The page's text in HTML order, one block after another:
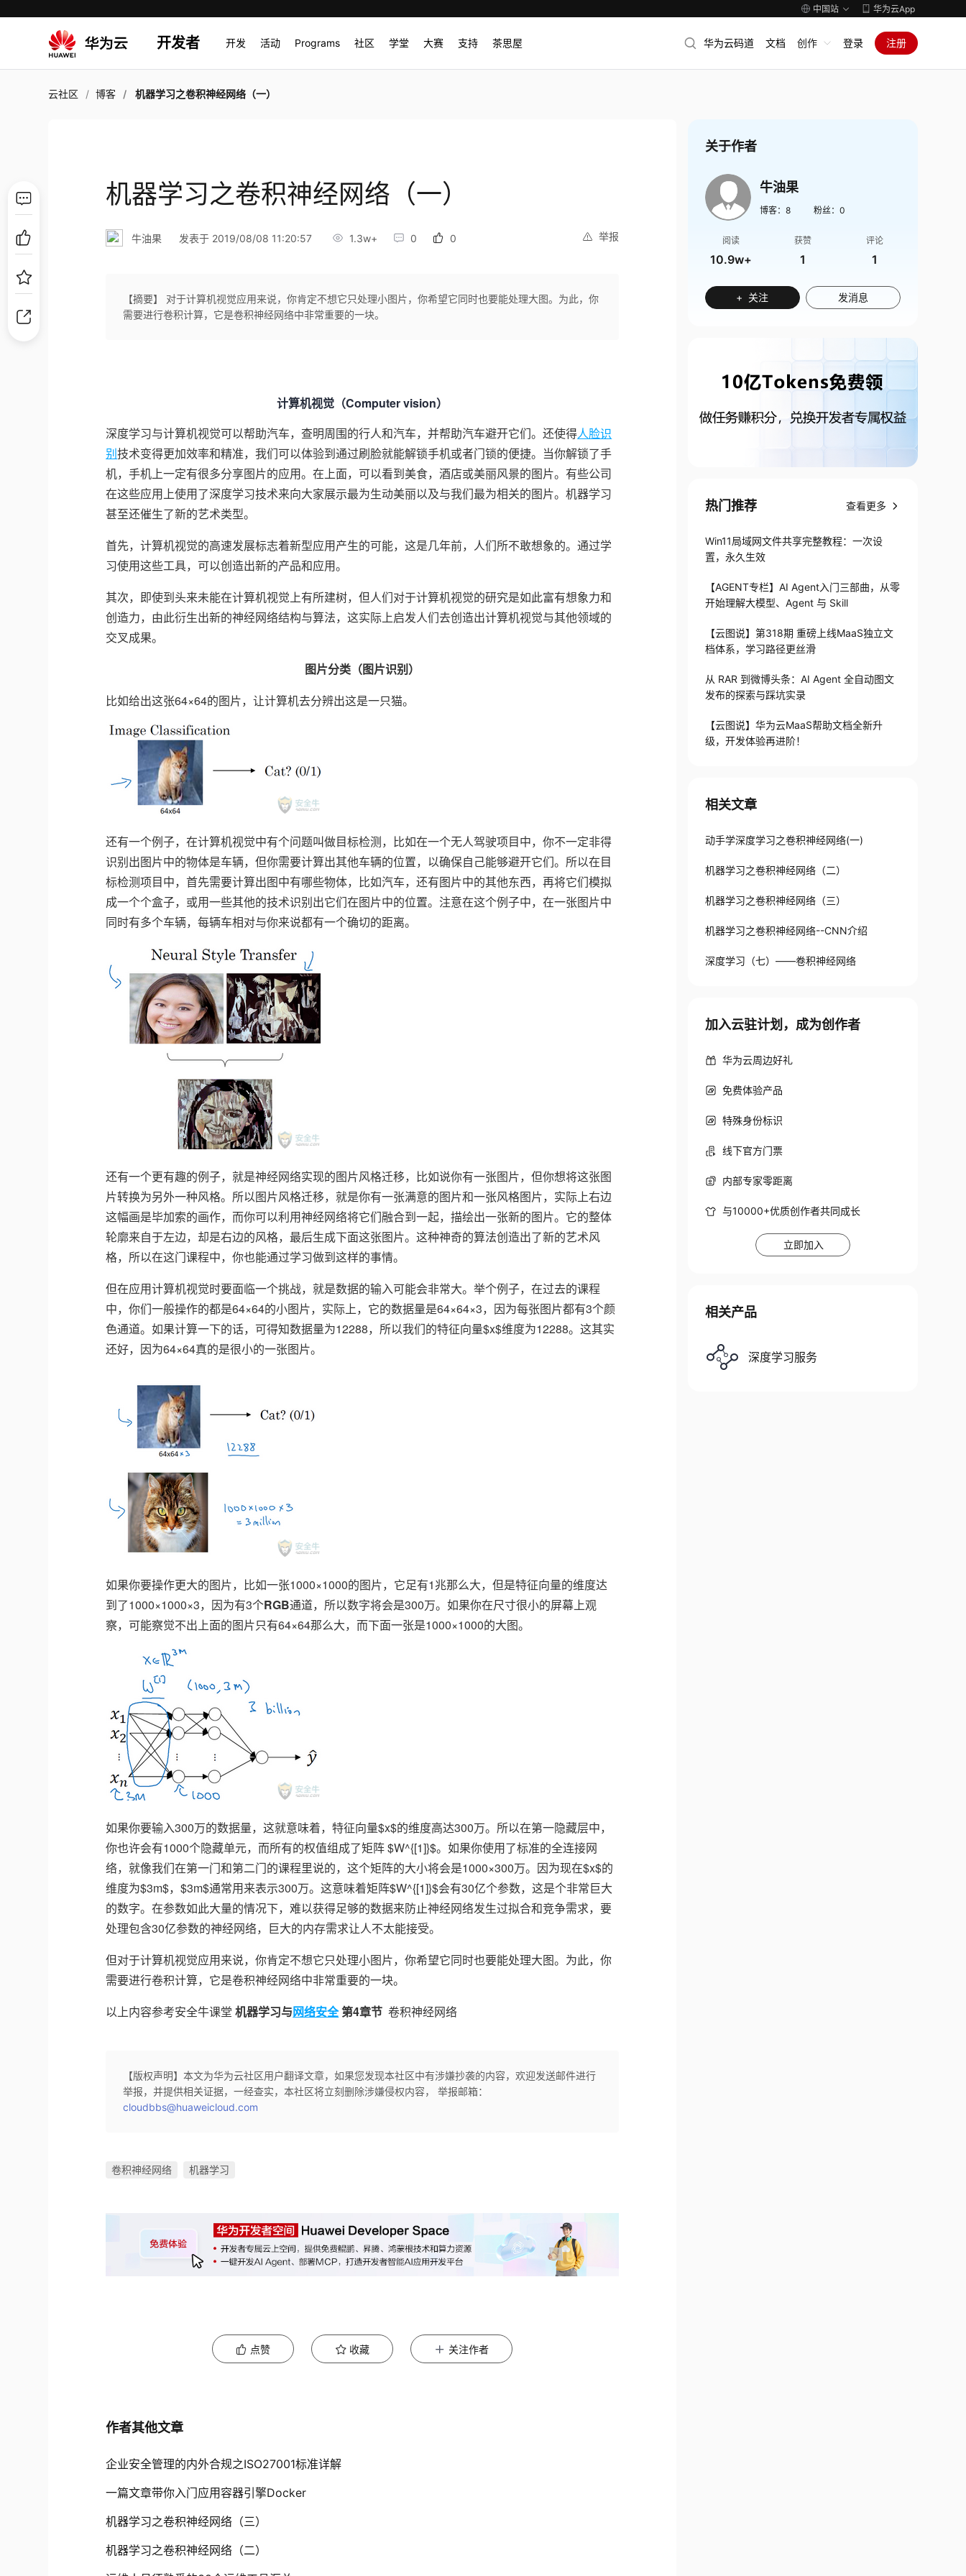
中国站 华为云App
开发者 开发 活动 Programs 社区 学堂 大赛 支持 茶思屋 华为云码道 文档 创作 登录 注册
云社区 博客 机器学习之卷积神经网络（一）
机器学习之卷积神经网络（一）
举报
牛油果 发表于 2019/08/08 11:20:57 1.3w+ 0 0
【摘要】 对于计算机视觉应用来说，你肯定不想它只处理小图片，你希望它同时也要能处理大图。为此，你
需要进行卷积计算，它是卷积神经网络中非常重要的一块。
计算机视觉（Computer vision）
深度学习与计算机视觉可以帮助汽车，查明周围的行人和汽车，并帮助汽车避开它们。还使得人脸识
别技术变得更加效率和精准，我们可以体验到通过刷脸就能解锁手机或者门锁的便捷。当你解锁了手
机，手机上一定有很多分享图片的应用。在上面，可以看到美食，酒店或美丽风景的图片。有些公司
在这些应用上使用了深度学习技术来向大家展示最为生动美丽以及与我们最为相关的图片。机器学习
甚至还催生了新的艺术类型。
首先，计算机视觉的高速发展标志着新型应用产生的可能，这是几年前，人们所不敢想象的。通过学
习使用这些工具，可以创造出新的产品和应用。
其次，即使到头来未能在计算机视觉上有所建树，但人们对于计算机视觉的研究是如此富有想象力和
创造力，由此衍生出新的神经网络结构与算法，这实际上启发人们去创造出计算机视觉与其他领域的
交叉成果。
图片分类（图片识别）
比如给出这张64×64的图片，让计算机去分辨出这是一只猫。
还有一个例子，在计算机视觉中有个问题叫做目标检测，比如在一个无人驾驶项目中，你不一定非得
识别出图片中的物体是车辆，但你需要计算出其他车辆的位置，以确保自己能够避开它们。所以在目
标检测项目中，首先需要计算出图中有哪些物体，比如汽车，还有图片中的其他东西，再将它们模拟
成一个个盒子，或用一些其他的技术识别出它们在图片中的位置。注意在这个例子中，在一张图片中
同时有多个车辆，每辆车相对与你来说都有一个确切的距离。
还有一个更有趣的例子，就是神经网络实现的图片风格迁移，比如说你有一张图片，但你想将这张图
片转换为另外一种风格。所以图片风格迁移，就是你有一张满意的图片和一张风格图片，实际上右边
这幅画是毕加索的画作，而你可以利用神经网络将它们融合到一起，描绘出一张新的图片。它的整体
轮廓来自于左边，却是右边的风格，最后生成下面这张图片。这种神奇的算法创造出了新的艺术风
格，所以在这门课程中，你也能通过学习做到这样的事情。
但在应用计算机视觉时要面临一个挑战，就是数据的输入可能会非常大。举个例子，在过去的课程
中，你们一般操作的都是64×64的小图片，实际上，它的数据量是64×64×3，因为每张图片都有3个颜
色通道。如果计算一下的话，可得知数据量为12288，所以我们的特征向量$x$维度为12288。这其实
还好，因为64×64真的是很小的一张图片。
如果你要操作更大的图片，比如一张1000×1000的图片，它足有1兆那么大，但是特征向量的维度达
到了1000×1000×3，因为有3个RGB通道，所以数字将会是300万。如果你在尺寸很小的屏幕上观
察，可能察觉不出上面的图片只有64×64那么大，而下面一张是1000×1000的大图。
如果你要输入300万的数据量，这就意味着，特征向量$x$的维度高达300万。所以在第一隐藏层中，
你也许会有1000个隐藏单元，而所有的权值组成了矩阵 $W^{[1]}$。如果你使用了标准的全连接网
络，就像我们在第一门和第二门的课程里说的，这个矩阵的大小将会是1000×300万。因为现在$x$的
维度为$3m$，$3m$通常用来表示300万。这意味着矩阵$W^{[1]}$会有30亿个参数，这是个非常巨大
的数字。在参数如此大量的情况下，难以获得足够的数据来防止神经网络发生过拟合和竞争需求，要
处理包含30亿参数的神经网络，巨大的内存需求让人不太能接受。
但对于计算机视觉应用来说，你肯定不想它只处理小图片，你希望它同时也要能处理大图。为此，你
需要进行卷积计算，它是卷积神经网络中非常重要的一块。
以上内容参考安全牛课堂机器学习与网络安全第4章节卷积神经网络
【版权声明】本文为华为云社区用户翻译文章，如果您发现本社区中有涉嫌抄袭的内容，欢迎发送邮件进行
举报，并提供相关证据，一经查实，本社区将立刻删除涉嫌侵权内容， 举报邮箱：
cloudbbs@huaweicloud.com
卷积神经网络 机器学习
点赞 收藏 关注作者
作者其他文章
企业安全管理的内外合规之ISO27001标准详解
一篇文章带你入门应用容器引擎Docker
机器学习之卷积神经网络（三）
机器学习之卷积神经网络（二）
关于作者
牛油果
博客： 8 粉丝： 0
阅读
10.9w+
获赞
1
评论
1
+ 关注 发消息
热门推荐 查看更多
Win11局域网文件共享完整教程：一次设
置，永久生效
【AGENT专栏】AI Agent入门三部曲，从零
开始理解大模型、Agent 与 Skill
【云图说】第318期 重磅上线MaaS独立文
档体系，学习路径更丝滑
从 RAR 到微博头条：AI Agent 全自动图文
发布的探索与踩坑实录
【云图说】华为云MaaS帮助文档全新升
级，开发体验再进阶！
相关文章
动手学深度学习之卷积神经网络(一)
机器学习之卷积神经网络（二）
机器学习之卷积神经网络（三）
机器学习之卷积神经网络--CNN介绍
深度学习（七）——卷积神经网络
加入云驻计划，成为创作者
华为云周边好礼
免费体验产品
特殊身份标识
线下官方门票
内部专家零距离
与10000+优质创作者共同成长
立即加入
相关产品
深度学习服务